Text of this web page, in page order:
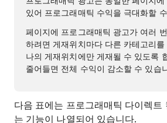
있어 프로그래매틱 수익을 극대화할
페이지에 프로그래매틱 광고가 여러
하려면 게재위치마다 다른 카테고리
나의 게재위치에만 게재될 수 있도록
줄어들면 전체 수익이 감소할 수 있습
다음 표에는 프로그래매틱 다이렉트
는 기능이 나열되어 있습니다.